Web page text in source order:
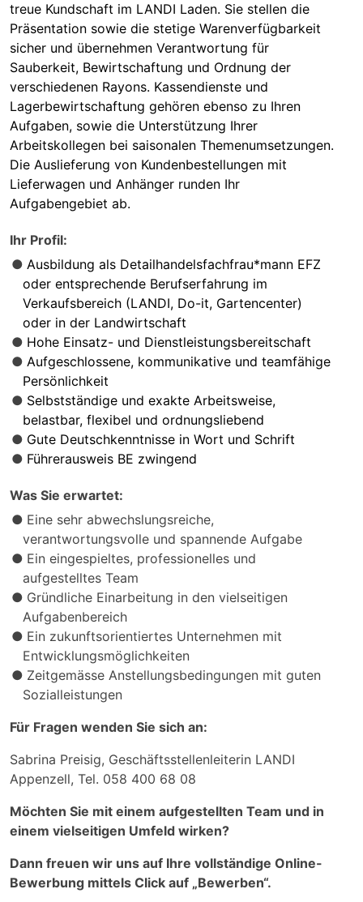
treue Kundschaft im LANDI Laden. Sie stellen die
Präsentation sowie die stetige Warenverfügbarkeit
sicher und übernehmen Verantwortung für
Sauberkeit, Bewirtschaftung und Ordnung der
verschiedenen Rayons. Kassendienste und
Lagerbewirtschaftung gehören ebenso zu Ihren
Aufgaben, sowie die Unterstützung Ihrer
Arbeitskollegen bei saisonalen Themenumsetzungen.
Die Auslieferung von Kundenbestellungen mit
Lieferwagen und Anhänger runden Ihr
Aufgabengebiet ab.
Ihr Profil:
Ausbildung als Detailhandelsfachfrau*mann EFZ
oder entsprechende Berufserfahrung im
Verkaufsbereich (LANDI, Do-it, Gartencenter)
oder in der Landwirtschaft
Hohe Einsatz- und Dienstleistungsbereitschaft
Aufgeschlossene, kommunikative und teamfähige
Persönlichkeit
Selbstständige und exakte Arbeitsweise,
belastbar, flexibel und ordnungsliebend
Gute Deutschkenntnisse in Wort und Schrift
Führerausweis BE zwingend
Was Sie erwartet:
Eine sehr abwechslungsreiche,
verantwortungsvolle und spannende Aufgabe
Ein eingespieltes, professionelles und
aufgestelltes Team
Gründliche Einarbeitung in den vielseitigen
Aufgabenbereich
Ein zukunftsorientiertes Unternehmen mit
Entwicklungsmöglichkeiten
Zeitgemässe Anstellungsbedingungen mit guten
Sozialleistungen
Für Fragen wenden Sie sich an:
Sabrina Preisig, Geschäftsstellenleiterin LANDI
Appenzell, Tel. 058 400 68 08
Möchten Sie mit einem aufgestellten Team und in
einem vielseitigen Umfeld wirken?
Dann freuen wir uns auf Ihre vollständige Online-
Bewerbung mittels Click auf „Bewerben“.